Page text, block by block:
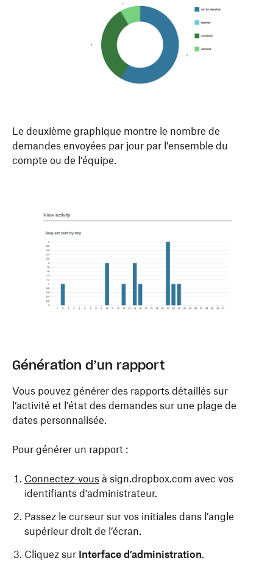
Le deuxième graphique montre le nombre de
demandes envoyées par jour par l’ensemble du
compte ou de l’équipe.
Génération d’un rapport
Vous pouvez générer des rapports détaillés sur
l’activité et l’état des demandes sur une plage de
dates personnalisée.
Pour générer un rapport :
Connectez-vous à sign.dropbox.com avec vos
identifiants d’administrateur.
Passez le curseur sur vos initiales dans l’angle
supérieur droit de l’écran.
Cliquez sur Interface d’administration.